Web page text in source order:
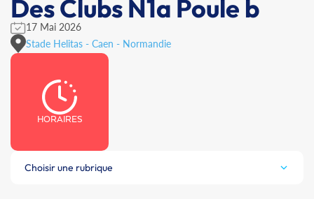
Des Clubs N1a Poule b
17 Mai 2026
Stade Helitas - Caen - Normandie
HORAIRES
Choisir une rubrique